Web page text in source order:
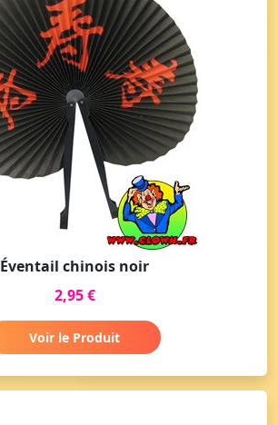
Éventail chinois noir
2,95 €
Voir le Produit